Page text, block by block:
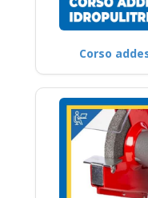
Corso